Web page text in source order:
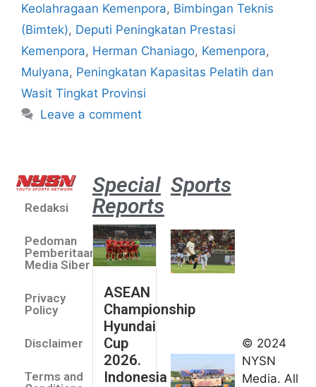
Keolahragaan Kemenpora, Bimbingan Teknis
(Bimtek), Deputi Peningkatan Prestasi
Kemenpora, Herman Chaniago, Kemenpora,
Mulyana, Peningkatan Kapasitas Pelatih dan
Wasit Tingkat Provinsi
Leave a comment
Redaksi
Pedoman
Pemberitaan
Media Siber
Privacy
Policy
Disclaimer
Terms and
Special
Reports
ASEAN
Championship
Hyundai
Cup
2026.
Indonesia
Sports
umum
Kejurnas
Panahan
© 2024
NYSN
Media. All